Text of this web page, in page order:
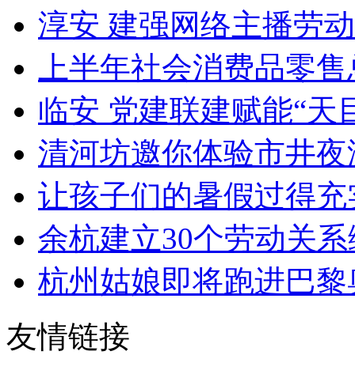
淳安 建强网络主播劳
上半年社会消费品零
临安 党建联建赋能“天
清河坊邀你体验市井夜
让孩子们的暑假过得
余杭建立30个劳动关
杭州姑娘即将跑进巴
友情链接